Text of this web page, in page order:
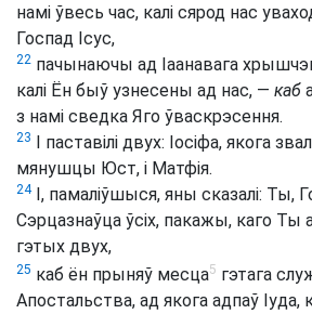
намі ўвесь час, калі сярод нас
Госпад Ісус,
22 пачынаючы ад Іаанавага
калі Ён быў узнесены ад нас, — каб
з намі сведка Яго ўваскрэсення.
23 І паставілі двух: Іосіфа, якога
мянушцы Юст, і Матфія.
24І, памаліўшыся, яны сказалі: Ты,
Сэрцазнаўца ўсіх, пакажы, каго Ты
гэтых двух,
25 каб ён прыняў месца5 гэтага
Апостальства, ад якога адпаў Іуда,